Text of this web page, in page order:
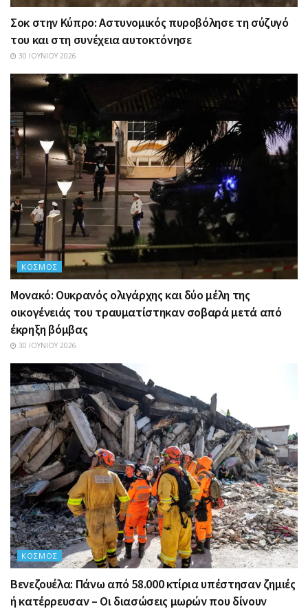
Σοκ στην Κύπρο: Αστυνομικός πυροβόλησε τη σύζυγό
του και στη συνέχεια αυτοκτόνησε
30 ΙΟΥΝΊΟΥ 2026
ΚΌΣΜΟΣ
Μονακό: Ουκρανός ολιγάρχης και δύο μέλη της
οικογένειάς του τραυματίστηκαν σοβαρά μετά από
έκρηξη βόμβας
30 ΙΟΥΝΊΟΥ 2026
ΚΌΣΜΟΣ
Βενεζουέλα: Πάνω από 58.000 κτίρια υπέστησαν ζημιές
ή κατέρρευσαν – Οι διασώσεις μωρών που δίνουν